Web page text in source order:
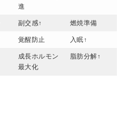
進
副交感↑ 燃焼準備
覚醒防止 入眠↑
成長ホルモン
最大化
脂肪分解↑